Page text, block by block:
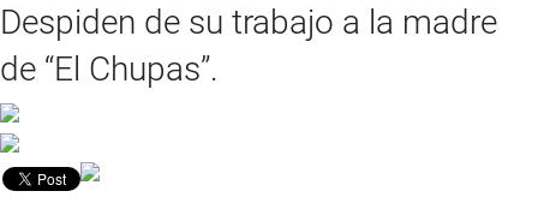
Despiden de su trabajo a la madre
de “El Chupas”.